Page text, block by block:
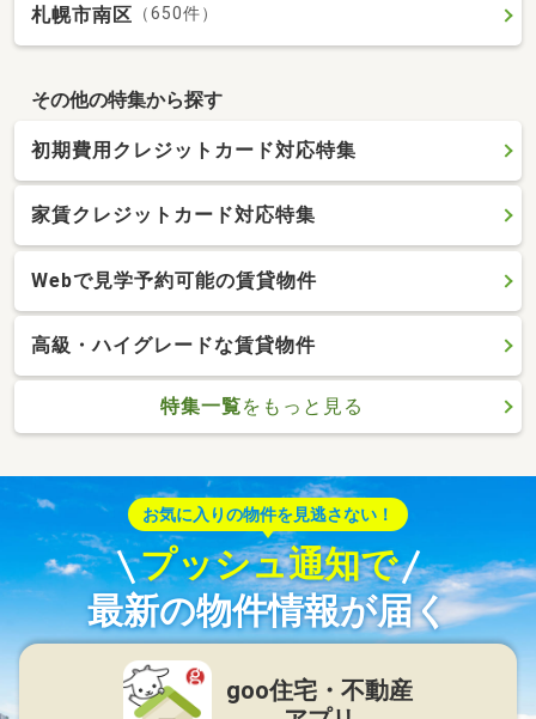
札幌市南区 （650件）
その他の特集から探す
初期費用クレジットカード対応特集
家賃クレジットカード対応特集
Webで見学予約可能の賃貸物件
高級・ハイグレードな賃貸物件
特集一覧をもっと見る
お気に入りの物件を見逃さない！
プッシュ通知で
最新の物件情報が届く
goo住宅・不動産